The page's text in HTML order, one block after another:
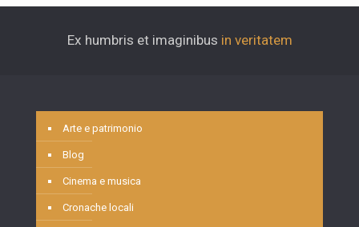
Ex humbris et imaginibus in veritatem
Arte e patrimonio
Blog
Cinema e musica
Cronache locali